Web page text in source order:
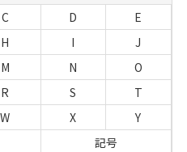
C D
E
H I
J
M N
O
R S
T
W X
Y
記号